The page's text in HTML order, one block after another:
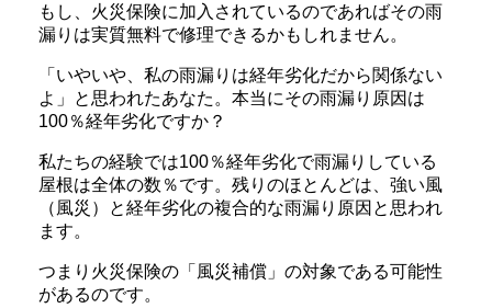
もし、火災保険に加入されているのであればその雨
漏りは実質無料で修理できるかもしれません。
「いやいや、私の雨漏りは経年劣化だから関係ない
よ」と思われたあなた。本当にその雨漏り原因は
100％経年劣化ですか？
私たちの経験では100％経年劣化で雨漏りしている
屋根は全体の数％です。残りのほとんどは、強い風
（風災）と経年劣化の複合的な雨漏り原因と思われ
ます。
つまり火災保険の「風災補償」の対象である可能性
があるのです。